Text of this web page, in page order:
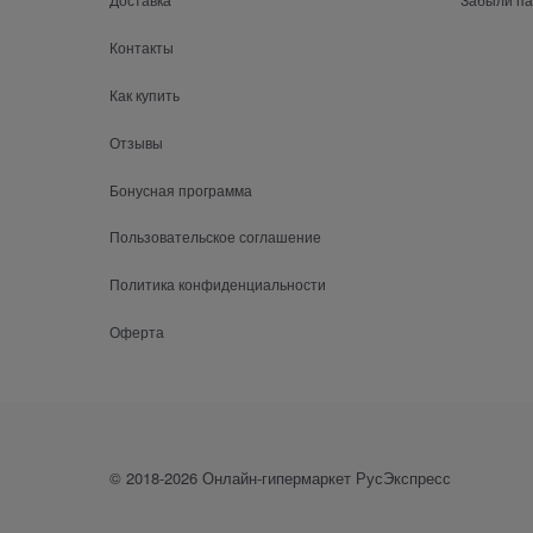
Контакты
Как купить
Отзывы
Бонусная программа
Пользовательское соглашение
Политика конфиденциальности
Оферта
© 2018-2026 Онлайн-гипермаркет РусЭкспресс